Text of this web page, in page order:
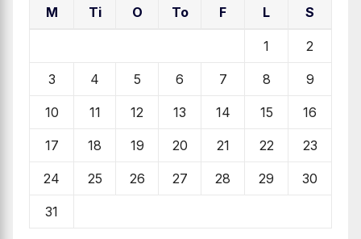
M Ti O To F L S
1 2
3 4 5 6 7 8 9
10 11 12 13 14 15 16
17 18 19 20 21 22 23
24 25 26 27 28 29 30
31